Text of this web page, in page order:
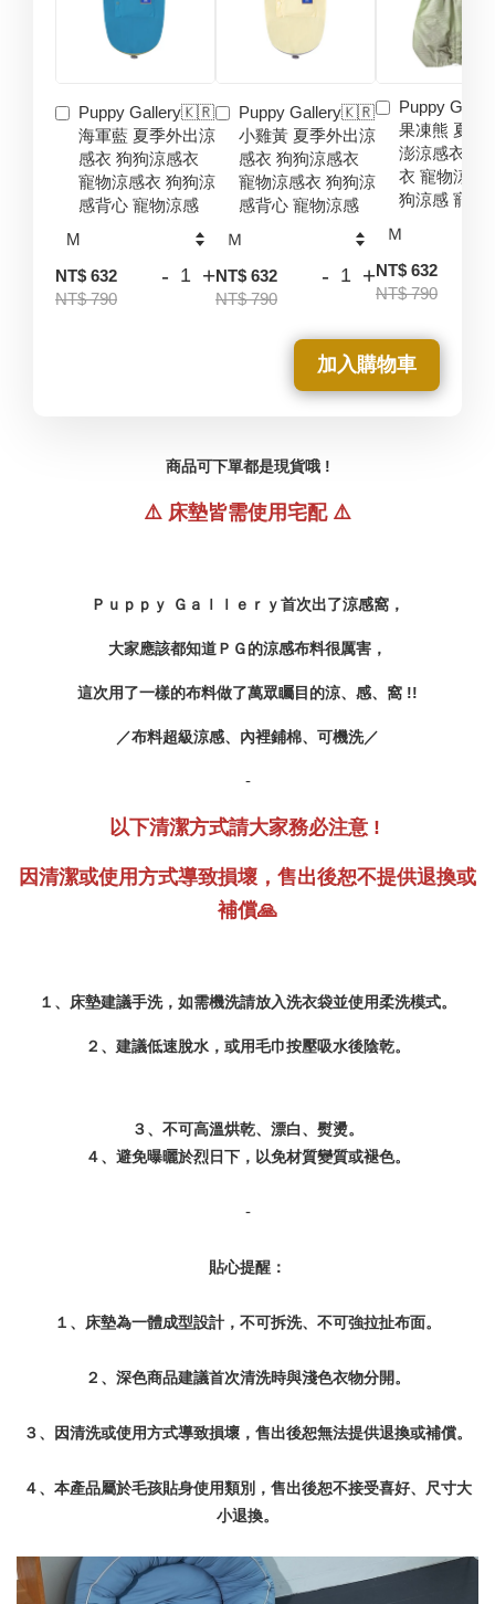
Puppy Gallery🇰🇷
海軍藍 夏季外出涼
感衣 狗狗涼感衣
寵物涼感衣 狗狗涼
感背心 寵物涼感
NT$ 632
NT$ 790
- +
Puppy Gallery🇰🇷
小雞黃 夏季外出涼
感衣 狗狗涼感衣
寵物涼感衣 狗狗涼
感背心 寵物涼感
NT$ 632
NT$ 790
- +
Puppy
果凍熊 夏季
澎涼感衣 狗
衣 寵物涼感
狗涼感 寵物
NT$ 632
NT$ 790
加入購物車
商品可下單都是現貨哦 !
⚠️ 床墊皆需使用宅配 ⚠️
Ｐｕｐｐｙ Ｇａｌｌｅｒｙ首次出了涼感窩，
大家應該都知道ＰＧ的涼感布料很厲害，
這次用了一樣的布料做了萬眾矚目的涼、感、窩 !!
／布料超級涼感、內裡鋪棉、可機洗／
-
以下清潔方式請大家務必注意 !
因清潔或使用方式導致損壞，售出後恕不提供退換或
補償🙏
１、床墊建議手洗，如需機洗請放入洗衣袋並使用柔洗模式。
２、建議低速脫水，或用毛巾按壓吸水後陰乾。
３、不可高溫烘乾、漂白、熨燙。
４、避免曝曬於烈日下，以免材質變質或褪色。
-
貼心提醒：
１、床墊為一體成型設計，不可拆洗、不可強拉扯布面。
２、深色商品建議首次清洗時與淺色衣物分開。
３、因清洗或使用方式導致損壞，售出後恕無法提供退換或補償。
４、本產品屬於毛孩貼身使用類別，售出後恕不接受喜好、尺寸大
小退換。